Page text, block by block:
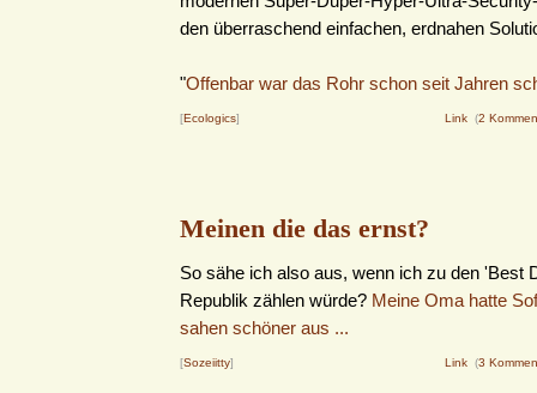
den überraschend einfachen, erdnahen
"Offenbar war das Rohr schon seit Jahren
[Ecologics] Link (2
Meinen die das ernst?
So sähe ich also aus, wenn ich zu den 'Best
Republik zählen würde? Meine Oma hatte
sahen schöner aus ...
[Sozeiitty] Link (3